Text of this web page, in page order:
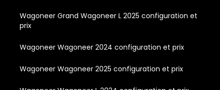
Wagoneer Grand Wagoneer L 2025 configuration et
prix
Wagoneer Wagoneer 2024 configuration et prix
Wagoneer Wagoneer 2025 configuration et prix